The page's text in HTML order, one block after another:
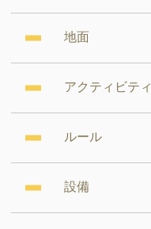
地面
アクティビティ
ルール
設備